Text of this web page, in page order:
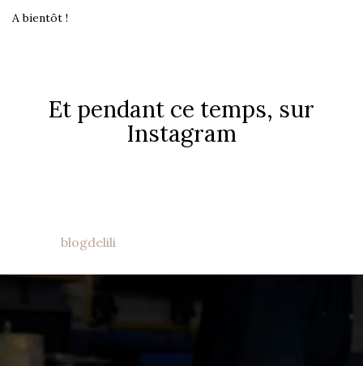
A bientôt !
Et pendant ce temps, sur
Instagram
blogdelili